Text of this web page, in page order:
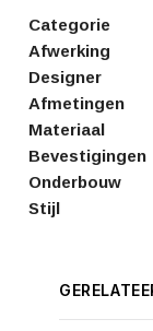
Categorie
Afwerking
Designer
Afmetingen
Materiaal
Bevestigingen
Onderbouw
Stijl